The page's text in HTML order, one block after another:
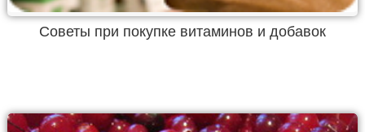
Советы при покупке витаминов и добавок